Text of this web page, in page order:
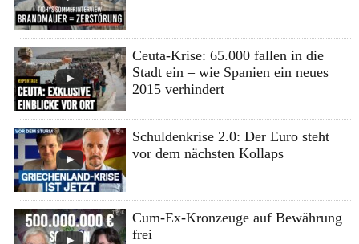
Ceuta-Krise: 65.000 fallen in die
Stadt ein – wie Spanien ein neues
2015 verhindert
Schuldenkrise 2.0: Der Euro steht
vor dem nächsten Kollaps
Cum-Ex-Kronzeuge auf Bewährung
frei